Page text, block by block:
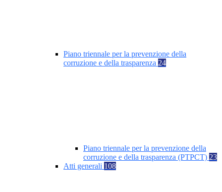
Piano triennale per la prevenzione della
corruzione e della trasparenza 24
Piano triennale per la prevenzione della
corruzione e della trasparenza (PTPCT) 23
Atti generali 108